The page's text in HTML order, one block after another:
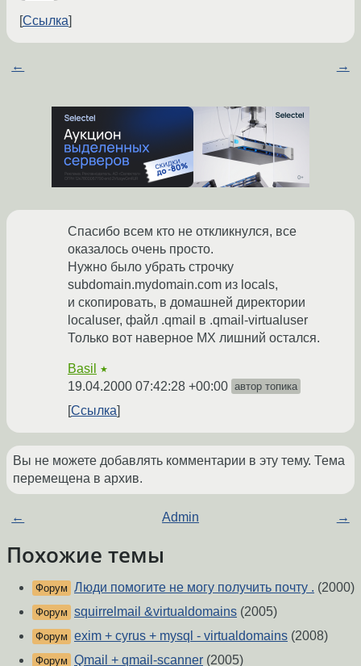
Ссылка
← →
Спасибо всем кто не откликнулся, все
оказалось очень просто.
Нужно было убрать строчку
subdomain.mydomain.com из locals,
и скопировать, в домашней директории
localuser, файл .qmail в .qmail-virtualuser
Только вот наверное MX лишний остался.
Basil ★
19.04.2000 07:42:28 +00:00 автор топика
Ссылка
Вы не можете добавлять комментарии в эту тему. Тема
перемещена в архив.
← Admin →
Похожие темы
Форум Люди помогите не могу получить почту . (2000)
Форум squirrelmail &virtualdomains (2005)
Форум exim + cyrus + mysql - virtualdomains (2008)
Форум Qmail + qmail-scanner (2005)